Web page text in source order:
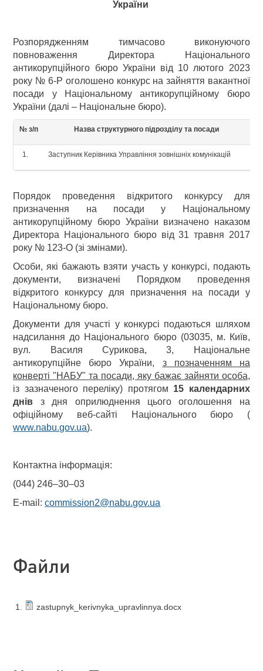
України
Розпорядженням тимчасово виконуючого
повноваження Директора Національного
антикорупційного бюро України від 10 лютого 2023
року № 6-Р оголошено конкурс на зайняття вакантної
посади у Національному антикорупційному бюро
України (далі – Національне бюро).
№ з/п Назва структурного підрозділу та посади
Заступник Керівника Управління зовнішніх комунікацій
Порядок проведення відкритого конкурсу для
призначення на посади у Національному
антикорупційному бюро України визначено наказом
Директора Національного бюро від 31 травня 2017
року № 123-О (зі змінами).
Особи, які бажають взяти участь у конкурсі, подають
документи, визначені Порядком проведення
відкритого конкурсу для призначення на посади у
Національному бюро.
Документи для участі у конкурсі подаються шляхом
надсилання до Національного бюро (03035, м. Київ,
вул. Василя Сурикова, 3, Національне
антикорупційне бюро України, з позначенням на
конверті "НАБУ" та посади, яку бажає зайняти особа,
із зазначеного переліку) протягом 15 календарних
днів з дня оприлюднення цього оголошення на
офіційному веб-сайті Національного бюро (
www.nabu.gov.ua).
Контактна інформація:
(044) 246–30–03
E-mail:commission2@nabu.gov.ua
Файли
zastupnyk_kerivnyka_upravlinnya.docx